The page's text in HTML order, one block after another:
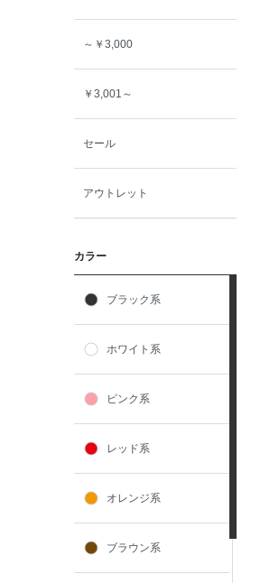
～￥3,000
￥3,001～
セール
アウトレット
カラー
ブラック系
ホワイト系
ピンク系
レッド系
オレンジ系
ブラウン系